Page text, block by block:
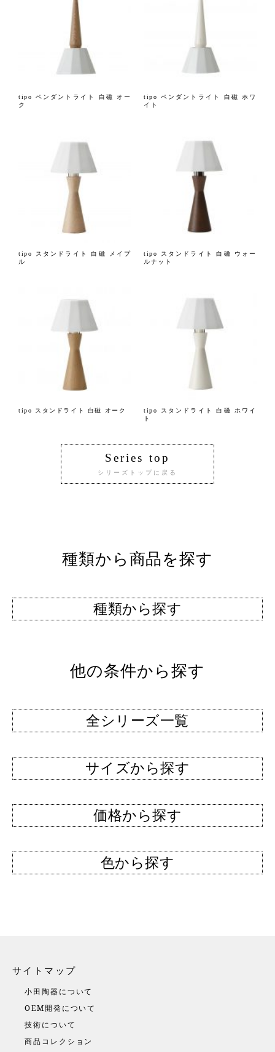
tipo ペンダントライト 白磁 オー
ク
tipo ペンダントライト 白磁 ホワ
イト
tipo スタンドライト 白磁 メイプ
ル
tipo スタンドライト 白磁 ウォー
ルナット
tipo スタンドライト 白磁 オーク
tipo スタンドライト 白磁 ホワイ
ト
Series top
シリーズトップに戻る
種類から商品を探す
種類から探す
他の条件から探す
全シリーズ一覧
サイズから探す
価格から探す
色から探す
サイトマップ
小田陶器について
OEM開発について
技術について
商品コレクション